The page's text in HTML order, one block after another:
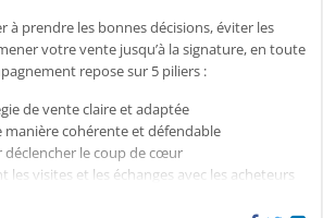
à prendre les bonnes décisions, éviter les
votre vente jusqu’à la signature, en toute
repose sur 5 piliers :
de vente claire et adaptée
cohérente et défendable
le coup de cœur
visites et les échanges avec les acheteurs
y compris les aspects administratifs